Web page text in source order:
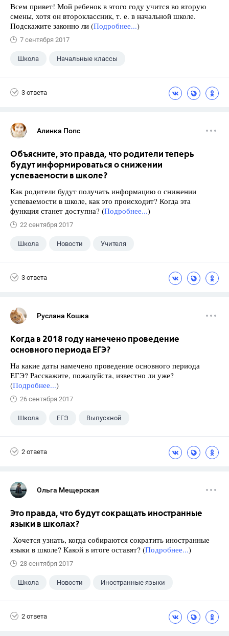
Всем привет! Мой ребенок в этого году учится во вторую
смены, хотя он второклассник, т. е. в начальной школе.
Подскажите законно ли (Подробнее...)
7 сентября 2017
Школа Начальные классы
3 ответа
Алинка Попс
Объясните, это правда, что родители теперь
будут информироваться о снижении
успеваемости в школе?
Как родители будут получать информацию о снижении
успеваемости в школе, как это происходит? Когда эта
функция станет доступна? (Подробнее...)
22 сентября 2017
Школа Новости Учителя
3 ответа
Руслана Кошка
Когда в 2018 году намечено проведение
основного периода ЕГЭ?
На какие даты намечено проведение основного периода
ЕГЭ? Расскажите, пожалуйста, известно ли уже?
(Подробнее...)
26 сентября 2017
Школа ЕГЭ Выпускной
2 ответа
Ольга Мещерская
Это правда, что будут сокращать иностранные
языки в школах?
Хочется узнать, когда собираются сократить иностранные
языки в школе? Какой в итоге оставят? (Подробнее...)
28 сентября 2017
Школа Новости Иностранные языки
2 ответа